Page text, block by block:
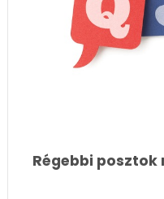
Régebbi